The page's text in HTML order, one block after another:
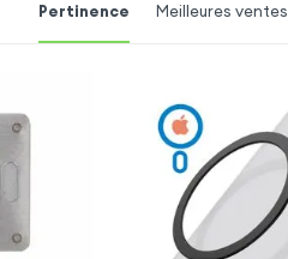
Pertinence Meilleures ventes